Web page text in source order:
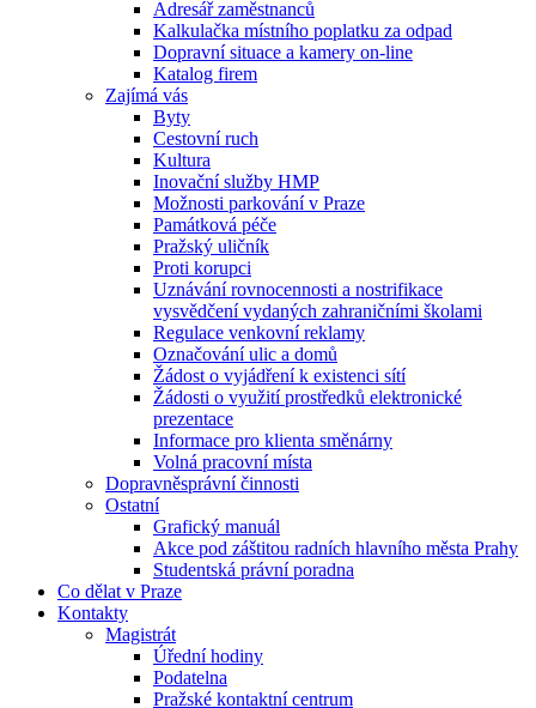
Adresář zaměstnanců
Kalkulačka místního poplatku za odpad
Dopravní situace a kamery on-line
Katalog firem
Zajímá vás
Byty
Cestovní ruch
Kultura
Inovační služby HMP
Možnosti parkování v Praze
Památková péče
Pražský uličník
Proti korupci
Uznávání rovnocennosti a nostrifikace
vysvědčení vydaných zahraničními školami
Regulace venkovní reklamy
Označování ulic a domů
Žádost o vyjádření k existenci sítí
Žádosti o využití prostředků elektronické
prezentace
Informace pro klienta směnárny
Volná pracovní místa
Dopravněsprávní činnosti
Ostatní
Grafický manuál
Akce pod záštitou radních hlavního města Prahy
Studentská právní poradna
Co dělat v Praze
Kontakty
Magistrát
Úřední hodiny
Podatelna
Pražské kontaktní centrum